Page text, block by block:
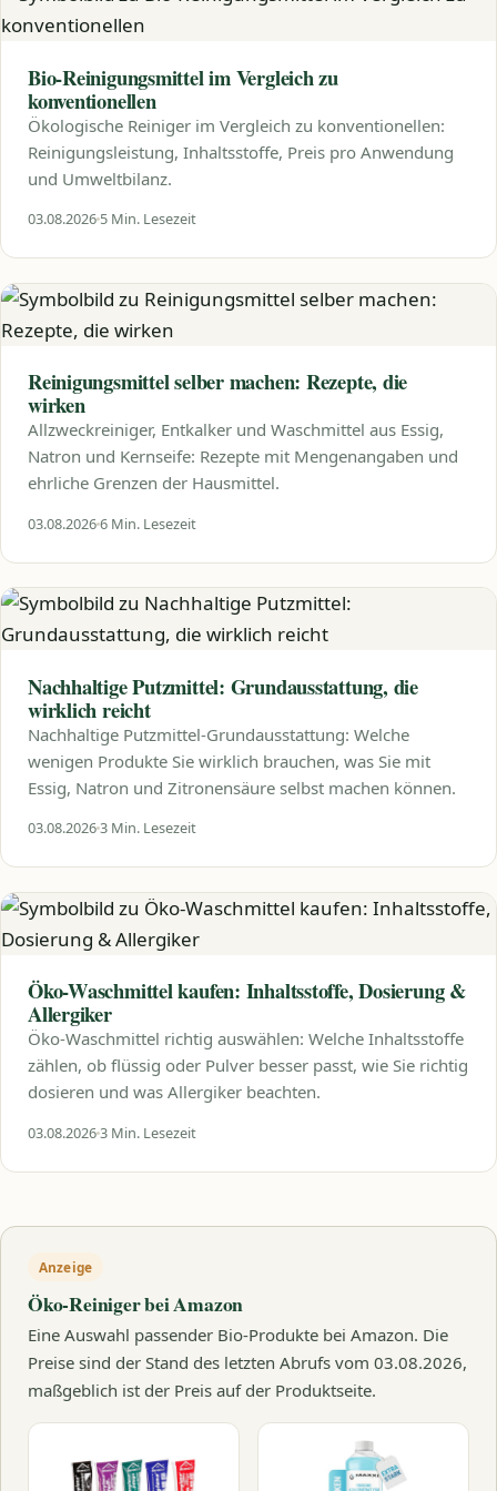
Bio-Reinigungsmittel im Vergleich zu
konventionellen
Ökologische Reiniger im Vergleich zu konventionellen:
Reinigungsleistung, Inhaltsstoffe, Preis pro Anwendung
und Umweltbilanz.
03.08.2026 5 Min. Lesezeit
Reinigungsmittel selber machen: Rezepte, die
wirken
Allzweckreiniger, Entkalker und Waschmittel aus Essig,
Natron und Kernseife: Rezepte mit Mengenangaben und
ehrliche Grenzen der Hausmittel.
03.08.20266 Min. Lesezeit
Nachhaltige Putzmittel: Grundausstattung, die
wirklich reicht
Nachhaltige Putzmittel-Grundausstattung: Welche
wenigen Produkte Sie wirklich brauchen, was Sie mit
Essig, Natron und Zitronensäure selbst machen können.
03.08.20263 Min. Lesezeit
Öko-Waschmittel kaufen: Inhaltsstoffe, Dosierung &
Allergiker
Öko-Waschmittel richtig auswählen: Welche Inhaltsstoffe
zählen, ob flüssig oder Pulver besser passt, wie Sie richtig
dosieren und was Allergiker beachten.
03.08.20263 Min. Lesezeit
Anzeige
Öko-Reiniger bei Amazon
Eine Auswahl passender Bio-Produkte bei Amazon. Die
Preise sind der Stand des letzten Abrufs vom 03.08.2026,
maßgeblich ist der Preis auf der Produktseite.